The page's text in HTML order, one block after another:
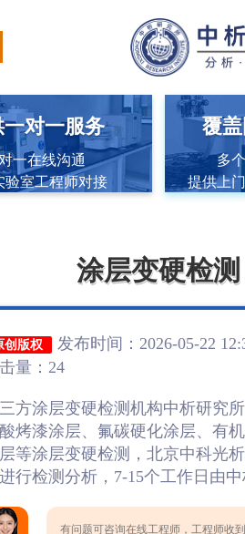
对一服务
一在线沟通
验室工程师对接
覆
多
提供上
涂层变硬检测
创版权 发布时间：2026-05-22
量：24
方涂层变硬检测机构中析研究
烤漆涂层、氟碳硬化涂层、有
等涂层变硬检测，北京中科光
行检测分析，7-15个工作日由
有问题可咨询在线工程师，工程师收